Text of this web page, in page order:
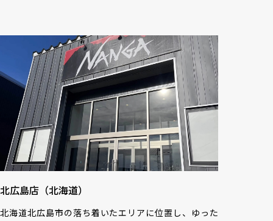
北広島店（北海道）
北海道北広島市の落ち着いたエリアに位置し、ゆった